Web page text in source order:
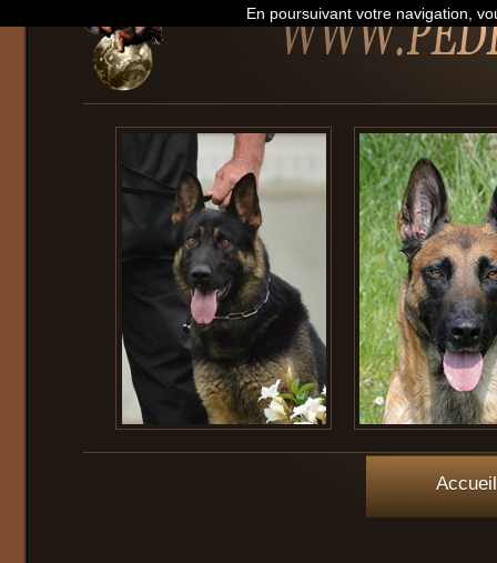
Accueil
En poursuivant votre navigation,